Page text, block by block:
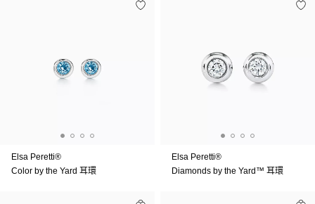
Elsa Peretti®
Color by the Yard 耳環
Elsa Peretti®
Diamonds by the Yard™ 耳環